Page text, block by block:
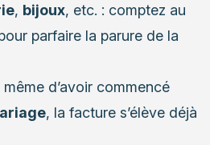
, bijoux, etc. : comptez au
parfaire la parure de la
d’avoir commencé
, la facture s’élève déjà